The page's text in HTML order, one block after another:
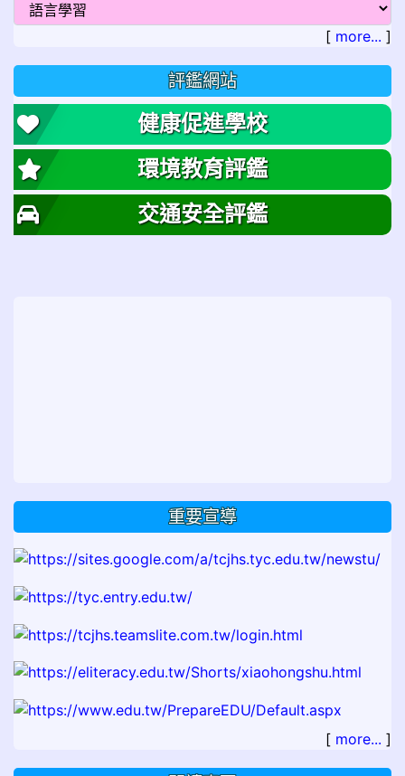
[ more... ]
評鑑網站
健康促進學校
環境教育評鑑
交通安全評鑑
重要宣導
[ more... ]